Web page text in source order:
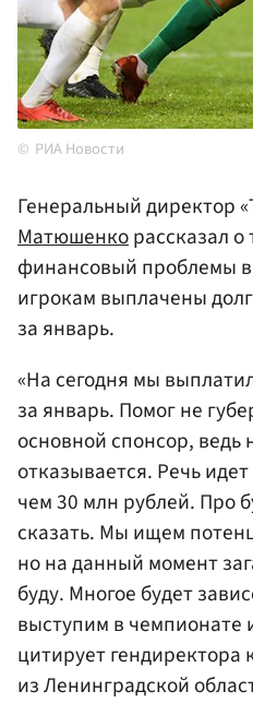
РИА Новости
Генеральный директор
Матюшенкорассказал
финансовый проблемы в
игрокам выплачены
за январь.
«На сегодня мы
за январь. Помог не
основной спонсор, ведь
отказывается. Речь
чем 30 млн рублей. Про
сказать. Мы ищем
но на данный момент
буду. Многое будет
выступим в чемпионате
цитирует гендиректора
из Ленинградской